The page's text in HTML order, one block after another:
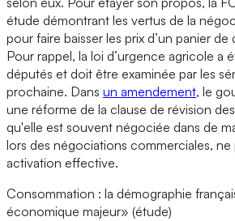
étude démontrant les vertus de la
pour faire baisser les prix d’un panier de
Pour rappel, la loi d’urgence agricole a
députés et doit être examinée par les
prochaine. Dans un amendement, le
une réforme de la clause de révision
qu'elle est souvent négociée dans de
lors des négociations commerciales,
activation effective.
Consommation : la démographie
économique majeur» (étude)